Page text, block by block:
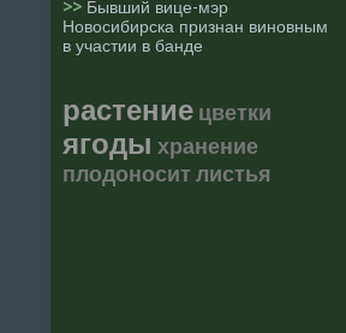
>> Бывший вице-мэр
Новосибирска признан виновным
в участии в банде
растение цветки
ягоды хранение
плодоноситлистья